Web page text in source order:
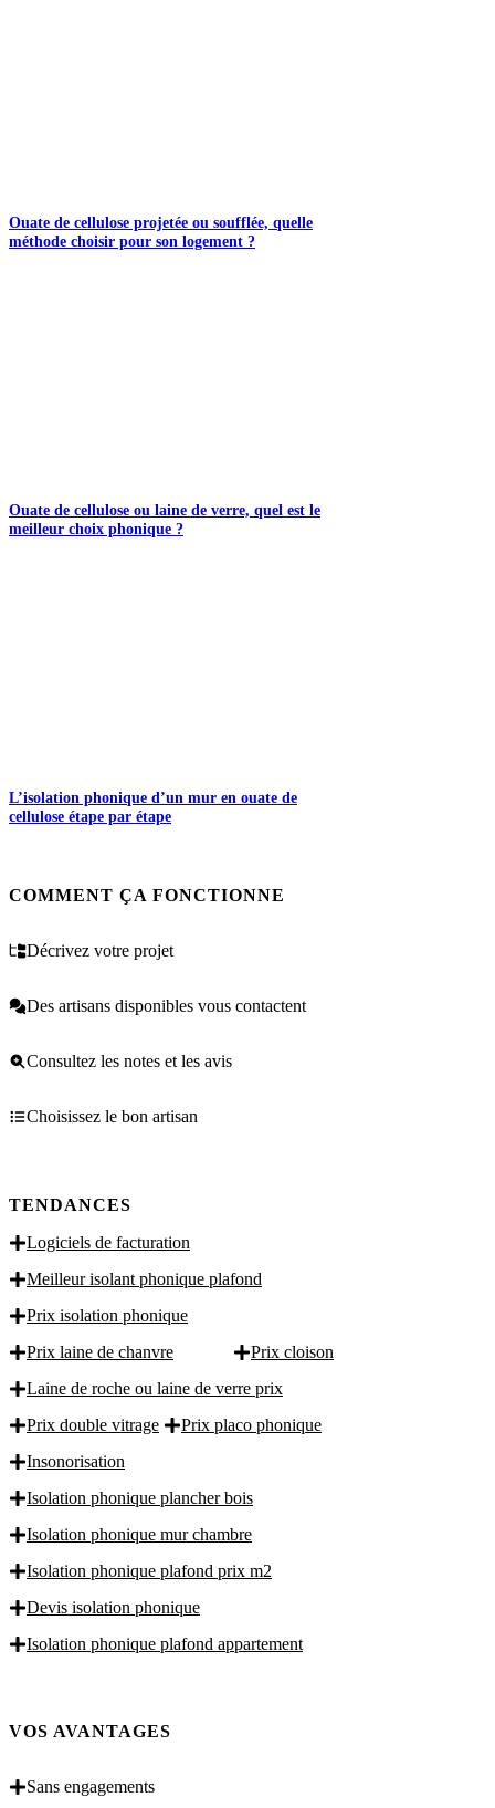
Ouate de cellulose projetée ou soufflée, quelle
méthode choisir pour son logement ?
Ouate de cellulose ou laine de verre, quel est le
meilleur choix phonique ?
L’isolation phonique d’un mur en ouate de
cellulose étape par étape
COMMENT ÇA FONCTIONNE
Décrivez votre projet
Des artisans disponibles vous contactent
Consultez les notes et les avis
Choisissez le bon artisan
TENDANCES
Logiciels de facturation
Meilleur isolant phonique plafond
Prix isolation phonique
Prix laine de chanvre
Prix cloison
Laine de roche ou laine de verre prix
Prix double vitrage
Prix placo phonique
Insonorisation
Isolation phonique plancher bois
Isolation phonique mur chambre
Isolation phonique plafond prix m2
Devis isolation phonique
Isolation phonique plafond appartement
VOS AVANTAGES
Sans engagements